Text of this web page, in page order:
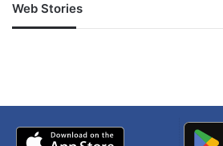
Web Stories
जम्मू-कश्मीर में बारिश से
अपडेट
खाई